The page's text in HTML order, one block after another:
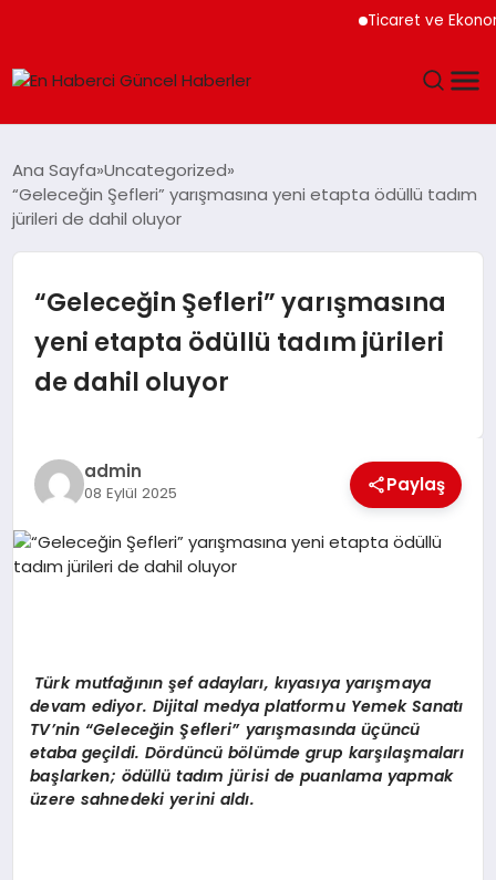
Ticaret ve Ekonomik
SPOR
MAGAZIN
EKONOMI
EĞITIM
Ana Sayfa Uncategorized
“Geleceğin Şefleri” yarışmasına yeni etapta ödüllü tadım
jürileri de dahil oluyor
“Geleceğin Şefleri” yarışmasına
yeni etapta ödüllü tadım jürileri
de dahil oluyor
admin
08 Eylül 2025 Paylaş
Türk mutfağının şef adayları, kıyasıya yarışmaya
devam ediyor. Dijital medya platformu Yemek Sanatı
TV’nin “Geleceğin Şefleri” yarışmasında üçüncü
etaba geçildi. Dördüncü bölümde grup karşılaşmaları
başlarken; ödüllütadım jürisidepuanlama yapmak
üzere sahnedeki yerini aldı.